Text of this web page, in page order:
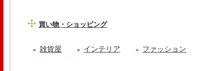
買い物・ショッピング
雑貨屋 インテリア ファッション